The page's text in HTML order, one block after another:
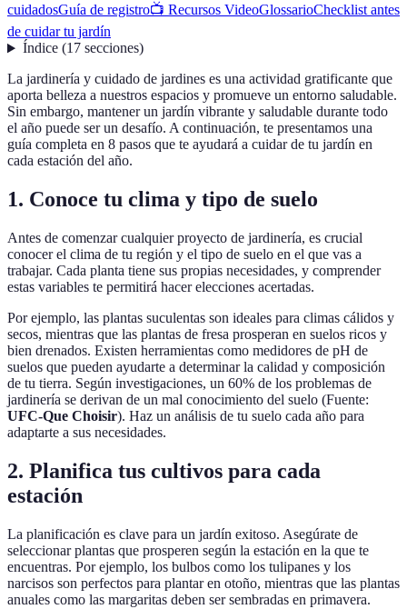
cuidadosGuía de registro📺 Recursos VideoGlossarioChecklist antes
de cuidar tu jardín
Índice(17 secciones)
La jardinería y cuidado de jardines es una actividad gratificante que
aporta belleza a nuestros espacios y promueve un entorno saludable.
Sin embargo, mantener un jardín vibrante y saludable durante todo
el año puede ser un desafío. A continuación, te presentamos una
guía completa en 8 pasos que te ayudará a cuidar de tu jardín en
cada estación del año.
1. Conoce tu clima y tipo de suelo
Antes de comenzar cualquier proyecto de jardinería, es crucial
conocer el clima de tu región y el tipo de suelo en el que vas a
trabajar. Cada planta tiene sus propias necesidades, y comprender
estas variables te permitirá hacer elecciones acertadas.
Por ejemplo, las plantas suculentas son ideales para climas cálidos y
secos, mientras que las plantas de fresa prosperan en suelos ricos y
bien drenados. Existen herramientas como medidores de pH de
suelos que pueden ayudarte a determinar la calidad y composición
de tu tierra. Según investigaciones, un 60% de los problemas de
jardinería se derivan de un mal conocimiento del suelo (Fuente:
UFC-Que Choisir). Haz un análisis de tu suelo cada año para
adaptarte a sus necesidades.
2. Planifica tus cultivos para cada
estación
La planificación es clave para un jardín exitoso. Asegúrate de
seleccionar plantas que prosperen según la estación en la que te
encuentras. Por ejemplo, los bulbos como los tulipanes y los
narcisos son perfectos para plantar en otoño, mientras que las plantas
anuales como las margaritas deben ser sembradas en primavera.